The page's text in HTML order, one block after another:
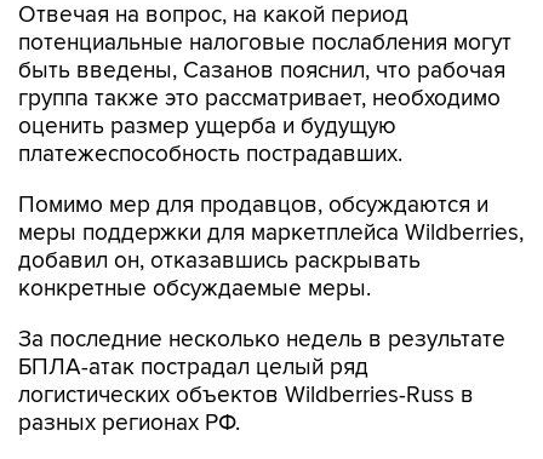
Отвечая на вопрос, на какой период
потенциальные налоговые послабления могут
быть введены, Сазанов пояснил, что рабочая
группа также это рассматривает, необходимо
оценить размер ущерба и будущую
платежеспособность пострадавших.
Помимо мер для продавцов, обсуждаются и
меры поддержки для маркетплейса Wildberries,
добавил он, отказавшись раскрывать
конкретные обсуждаемые меры.
За последние несколько недель в результате
БПЛА-атак пострадал целый ряд
логистических объектов Wildberries-Russ в
разных регионах РФ.